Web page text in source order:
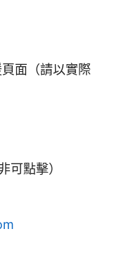
面（請以實際
可點擊）